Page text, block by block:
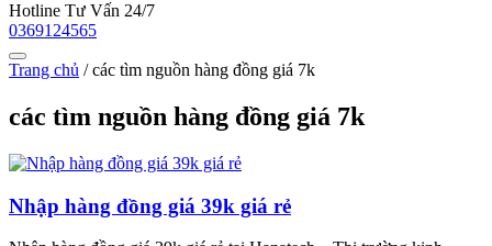
Hotline Tư Vấn 24/7
0369124565
Trang chủ /các tìm nguồn hàng đồng giá 7k
các tìm nguồn hàng đồng giá 7k
Nhập hàng đồng giá 39k giá rẻ